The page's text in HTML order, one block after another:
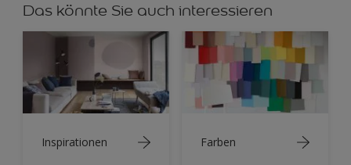
Das könnte Sie auch interessieren
Inspirationen Farben